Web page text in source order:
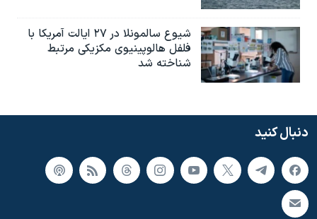
شیوع سالمونلا در ۲۷ ایالت آمریکا با
فلفل هالوپینیوی مکزیکی مرتبط
شناخته شد
دنبال کنید